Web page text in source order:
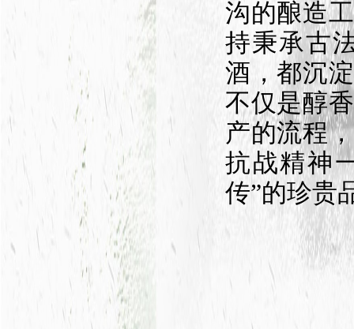
沟的酿造
持秉承古
酒，都沉
不仅是醇
产的流程
抗战精神
传”的珍贵